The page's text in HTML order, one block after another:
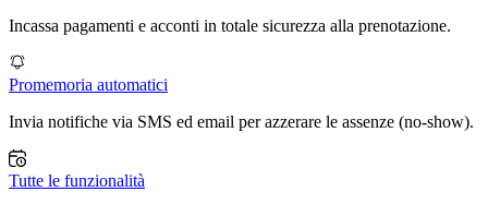
Incassa pagamenti e acconti in totale sicurezza alla prenotazione.
Promemoria automatici
Invia notifiche via SMS ed email per azzerare le assenze (no-show).
Tutte le funzionalità